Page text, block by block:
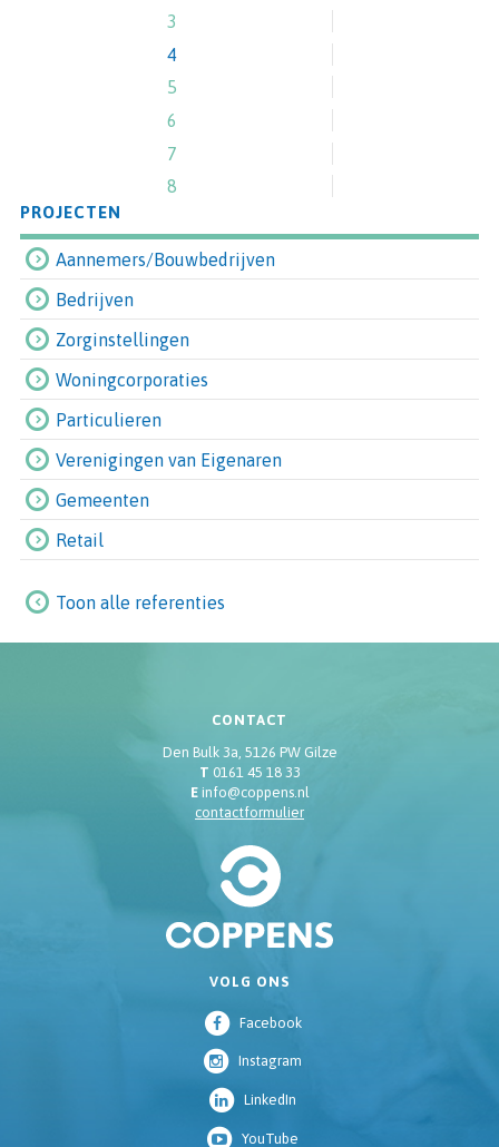
3
4
5
6
7
8
PROJECTEN
Aannemers/Bouwbedrijven
Bedrijven
Zorginstellingen
Woningcorporaties
Particulieren
Verenigingen van Eigenaren
Gemeenten
Retail
Toon alle referenties
CONTACT
Den Bulk 3a, 5126 PW Gilze
T 0161 45 18 33
Einfo@coppens.nl
contactformulier
VOLG ONS
Facebook
Instagram
LinkedIn
YouTube